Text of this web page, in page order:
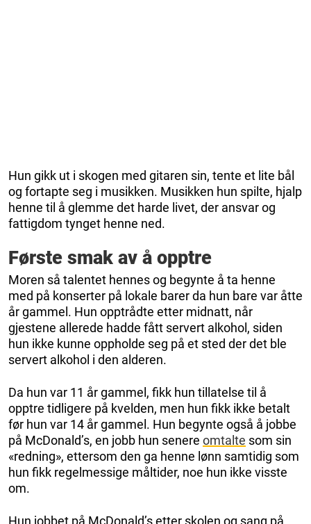
Hun gikk ut i skogen med gitaren sin, tente et lite bål
og fortapte seg i musikken. Musikken hun spilte, hjalp
henne til å glemme det harde livet, der ansvar og
fattigdom tynget henne ned.
Første smak av å opptre
Moren så talentet hennes og begynte å ta henne
med på konserter på lokale barer da hun bare var åtte
år gammel. Hun opptrådte etter midnatt, når
gjestene allerede hadde fått servert alkohol, siden
hun ikke kunne oppholde seg på et sted der det ble
servert alkohol i den alderen.
Da hun var 11 år gammel, fikk hun tillatelse til å
opptre tidligere på kvelden, men hun fikk ikke betalt
før hun var 14 år gammel. Hun begynte også å jobbe
på McDonald’s, en jobb hun senere omtalte som sin
«redning», ettersom den ga henne lønn samtidig som
hun fikk regelmessige måltider, noe hun ikke visste
om.
Hun jobbet på McDonald’s etter skolen og sang på